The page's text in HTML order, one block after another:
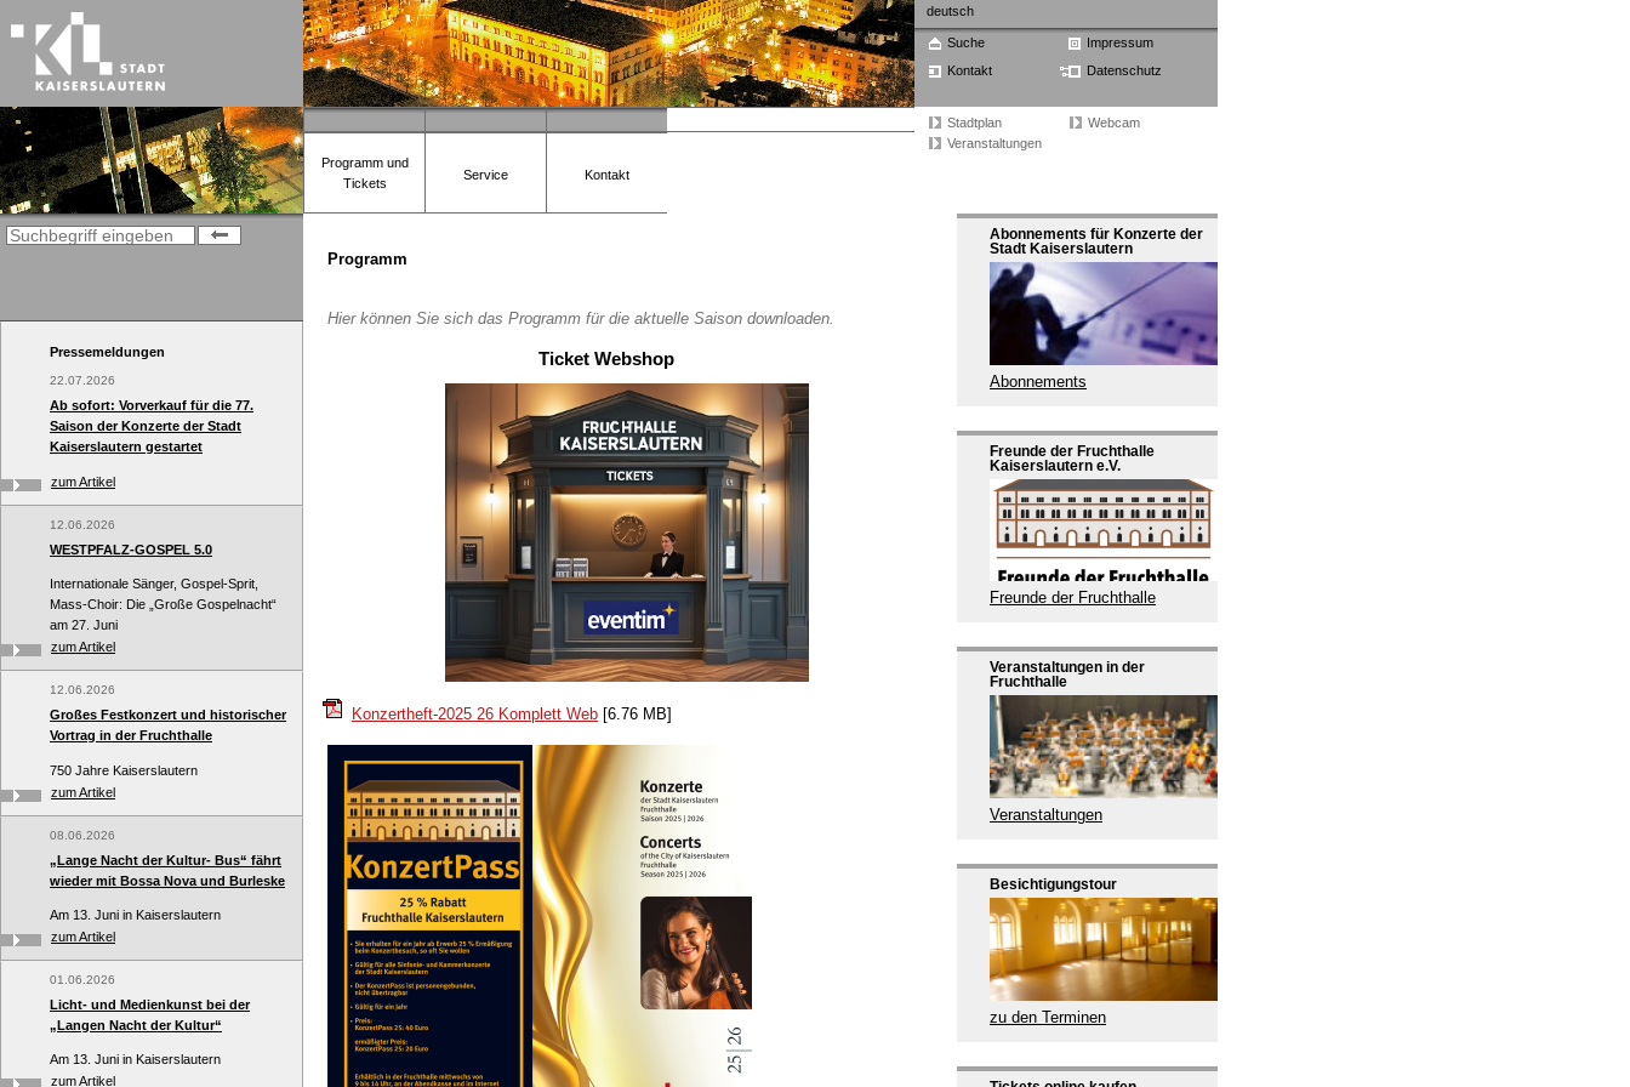
Programm und
Tickets
Service Kontakt
deutsch
Suche
Kontakt
Impressum
Datenschutz
Stadtplan
Veranstaltungen
Webcam
Pressemeldungen
22.07.2026
Ab sofort: Vorverkauf für die 77.
Saison der Konzerte der Stadt
Kaiserslautern gestartet
zum Artikel
12.06.2026
WESTPFALZ-GOSPEL 5.0
Internationale Sänger, Gospel-Sprit,
Mass-Choir: Die „Große Gospelnacht“
am 27. Juni
zum Artikel
12.06.2026
Großes Festkonzert und historischer
Vortrag in der Fruchthalle
750 Jahre Kaiserslautern
zum Artikel
08.06.2026
„Lange Nacht der Kultur- Bus“ fährt
wieder mit Bossa Nova und Burleske
Am 13. Juni in Kaiserslautern
zum Artikel
01.06.2026
Licht- und Medienkunst bei der
„Langen Nacht der Kultur“
Am 13. Juni in Kaiserslautern
zum Artikel
Programm
Hier können Sie sich das Programm für die aktuelle Saison downloaden.
Ticket Webshop
Konzertheft-2025 26 Komplett Web [6.76 MB]
Abonnements für Konzerte der
Stadt Kaiserslautern
Abonnements
Freunde der Fruchthalle
Kaiserslautern e.V.
Freunde der Fruchthalle
Veranstaltungen in der
Fruchthalle
Veranstaltungen
Besichtigungstour
zu den Terminen